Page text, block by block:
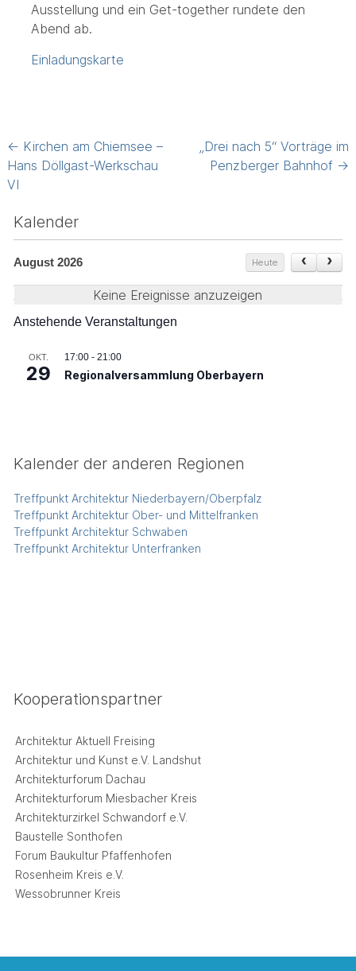
Ausstellung und ein Get-together rundete den
Abend ab.
Einladungskarte
Post
navigation
← Kirchen am Chiemsee –
Hans Döllgast-Werkschau
VI
„Drei nach 5“ Vorträge im
Penzberger Bahnhof →
Kalender
August 2026 Heute
Keine Ereignisse anzuzeigen
Anstehende Veranstaltungen
OKT.
29
17:00- 21:00
Regionalversammlung Oberbayern
Kalender der anderen Regionen
Treffpunkt Architektur Niederbayern/Oberpfalz
Treffpunkt Architektur Ober- und Mittelfranken
Treffpunkt Architektur Schwaben
Treffpunkt Architektur Unterfranken
Kooperationspartner
Architektur Aktuell Freising
Architektur und Kunst e.V. Landshut
Architekturforum Dachau
Architekturforum Miesbacher Kreis
Architekturzirkel Schwandorf e.V.
Baustelle Sonthofen
Forum Baukultur Pfaffenhofen
Rosenheim Kreis e.V.
Wessobrunner Kreis